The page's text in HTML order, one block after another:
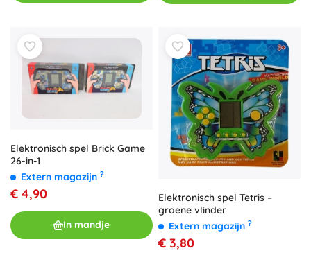
Elektronisch spel Brick Game
26-in-1
Extern magazijn ?
€ 4,90
In mandje
Elektronisch spel Tetris –
groene vlinder
Extern magazijn ?
€ 3,80